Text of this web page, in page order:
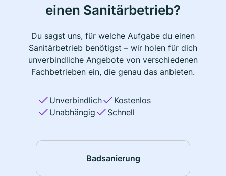
einen Sanitärbetrieb?
Du sagst uns, für welche Aufgabe du einen
Sanitärbetrieb benötigst – wir holen für dich
unverbindliche Angebote von verschiedenen
Fachbetrieben ein, die genau das anbieten.
Unverbindlich
Kostenlos
Unabhängig
Schnell
Badsanierung